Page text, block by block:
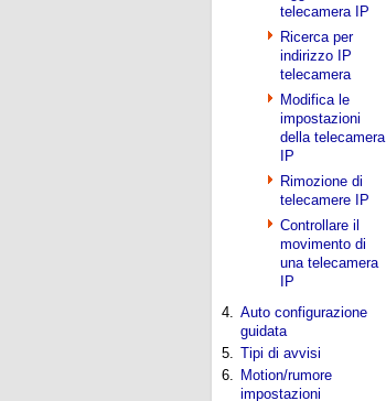
telecamera IP
Ricerca per
indirizzo IP
telecamera
Modifica le
impostazioni
della telecamera
IP
Rimozione di
telecamere IP
Controllare il
movimento di
una telecamera
IP
4. Auto configurazione
guidata
5. Tipi di avvisi
6. Motion/rumore
impostazioni